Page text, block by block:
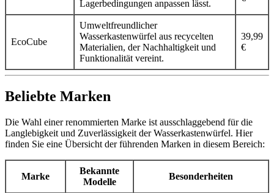
Lagerbedingungen anpassen lässt.
EcoCube
Umweltfreundlicher
Wasserkastenwürfel aus recycelten
Materialien, der Nachhaltigkeit und
Funktionalität vereint.
39,99
€
Beliebte Marken
Die Wahl einer renommierten Marke ist ausschlaggebend für die
Langlebigkeit und Zuverlässigkeit der Wasserkastenwürfel. Hier
finden Sie eine Übersicht der führenden Marken in diesem Bereich:
Marke
Bekannte
Modelle
Besonderheiten